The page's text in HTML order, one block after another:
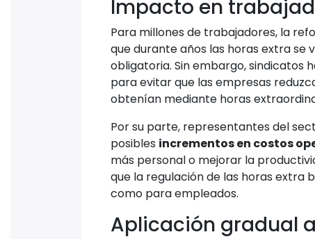
Impacto en
Para millones de trabajadores, la
que durante años las horas extra se
obligatoria. Sin embargo, sindicatos
para evitar que las empresas
obtenían mediante horas
Por su parte, representantes del
posibles incrementos en costos
más personal o mejorar la
que la regulación de las horas
como para empleados.
Aplicación gradual